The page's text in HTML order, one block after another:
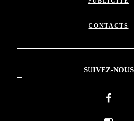
CONTACTS
SUIVEZ-NOUS